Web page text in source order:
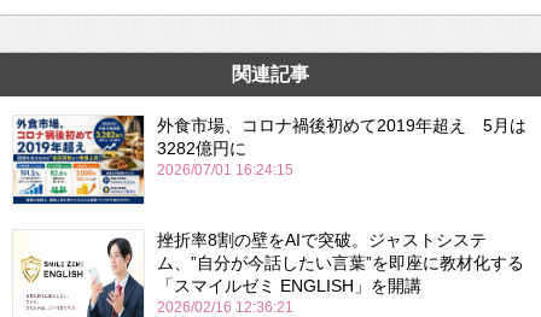
関連記事
外食市場、コロナ禍後初めて2019年超え 5月は
3282億円に
2026/07/01 16:24:15
挫折率8割の壁をAIで突破。ジャストシステ
ム、”自分が今話したい言葉”を即座に教材化する
「スマイルゼミ ENGLISH」を開講
2026/02/16 12:36:21